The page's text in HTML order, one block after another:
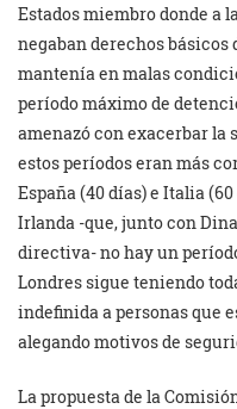
Estados miembro donde a
negaban derechos básicos
mantenía en malas
período máximo de
amenazó con exacerbar la
estos períodos eran más
España (40 días) e Italia
Irlanda -que, junto con
directiva- no hay un
Londres sigue teniendo
indefinida a personas que
alegando motivos de
La propuesta de la